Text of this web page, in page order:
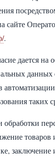
сайте
.
дается на
данных
таких
обработки
товаров
заключение